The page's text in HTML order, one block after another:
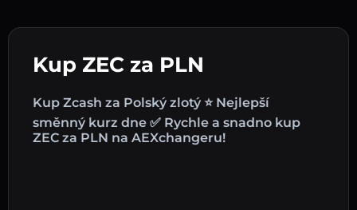
Kup ZEC za PLN
Kup Zcash za Polský zlotý ⭐ Nejlepší
směnný kurz dne ✅ Rychle a snadno kup
ZEC za PLN na AEXchangeru!